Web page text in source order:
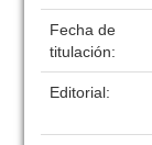
Fecha de
titulación:
Editorial: